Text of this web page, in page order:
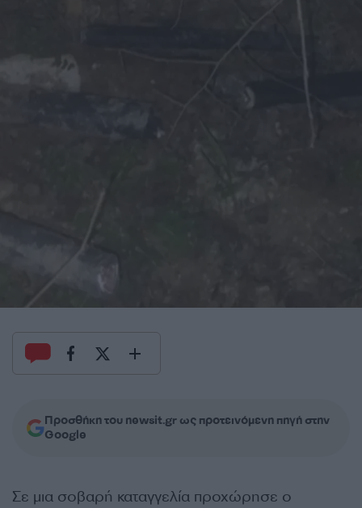
Προσθήκη του newsit.gr ως προτεινόμενη πηγή στην
Google
Σε μια σοβαρή καταγγελία προχώρησε ο